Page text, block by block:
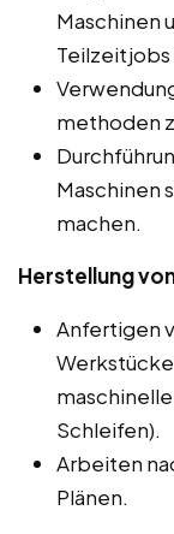
Maschinen
Teilzeitjobs
methoden
Maschinen
machen.
Herstellung
Anfertigen
Schleifen).
Arbeiten
Plänen.